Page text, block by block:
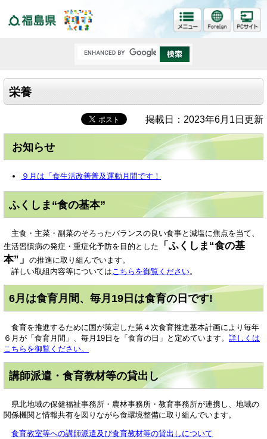
栄養
掲載日：2023年6月1日更新
お知らせ
９月は「食生活改善普及運動月間です！
ふくしま“食の基本”
主食・主菜・副菜のそろったバランスの良い食事と減塩に焦点を当て、
生活習慣病の発症・重症化予防を目的とした
「ふくしま“食の基
本”」 の推進に取り組んでいます。
詳しい取組内容等についてはこちらを御覧ください。
6月は食育月間、毎月19日は食育の日です!
食育を推進するために国が策定した第４次食育推進基本計画により毎年
６月が「食育月間」、毎月19日を「食育の日」と定めています。 詳しくは
こちらを御覧ください。
講師派遣・食育教材等の貸出し
県北地域の保健福祉事務所・農林事務所・教育事務所が連携し、地域の
関係機関と情報共有を図りながら食環境整備に取り組んでいます。
食育教室等への講師派遣及び食育教材等の貸出しについて